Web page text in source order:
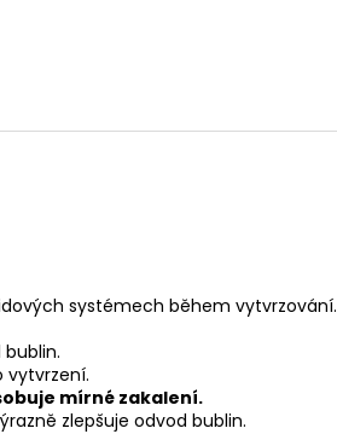
systémech během vytvrzování.
vytvrzení.
mírné zakalení.
zlepšuje odvod bublin.